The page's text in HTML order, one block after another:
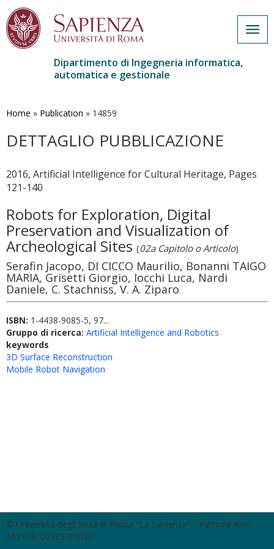
contenuto
Dipartimento di Ingegneria informatica,
automatica e gestionale
Home » Publication » 14859
DETTAGLIO PUBBLICAZIONE
2016, Artificial Intelligence for Cultural Heritage, Pages
121-140
Robots for Exploration, Digital
Preservation and Visualization of
Archeological Sites (02a Capitolo o Articolo)
Serafin Jacopo, DI CICCO Maurilio, Bonanni TAIGO
MARIA, Grisetti Giorgio, Iocchi Luca, Nardi
Daniele, C. Stachniss, V. A. Ziparo
ISBN: 1-4438-9085-5, 97...
Gruppo di ricerca: Artificial Intelligence and Robotics
keywords
3D Surface Reconstruction
Mobile Robot Navigation
© Università degli Studi di Roma "La Sapienza" - Piazzale Aldo
Moro 5, 00185 Roma